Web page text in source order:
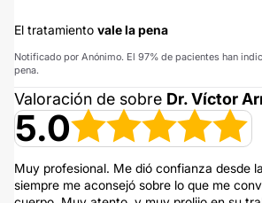
El tratamiento vale la pena
Notificado por Anónimo. El 97% de pacientes han
pena.
Valoración de sobre Dr. Víctor
5.0
Muy profesional. Me dió confianza desde
siempre me aconsejó sobre lo que me